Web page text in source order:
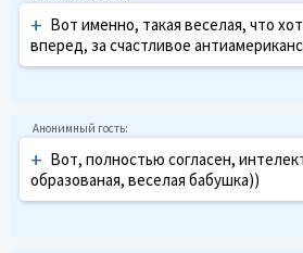
+ Вот именно, такая веселая, что
вперед, за счастливое
+ Вот, полностью согласен,
образованая, веселая бабушка))